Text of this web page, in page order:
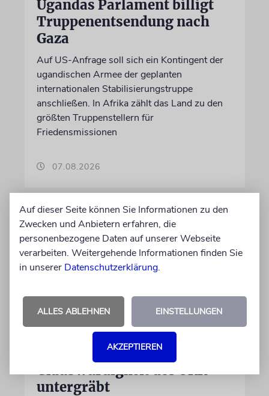
Ugandas Parlament billigt
Truppenentsendung nach
Gaza
Auf US-Anfrage soll sich ein Kontingent der
ugandischen Armee der geplanten
internationalen Stabilisierungstruppe
anschließen. In Afrika zählt das Land zu den
größten Truppenstellern für
Friedensmissionen
07.08.2026
Wie Georg Restle die
untergräbt
Auf dieser Seite können Sie Informationen zu den
Zwecken und Anbietern erfahren, die
personenbezogene Daten auf unserer Webseite
verarbeiten. Weitergehende Informationen finden Sie
in unserer Datenschutzerklärung.
ALLES ABLEHNEN EINSTELLUNGEN
AKZEPTIEREN